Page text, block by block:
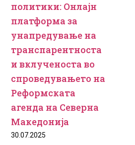
политики: Онлајн
платформа за
унапредување на
транспарентноста
и вклученоста во
спроведувањето на
Реформската
агенда на Северна
Македонија
30.07.2025